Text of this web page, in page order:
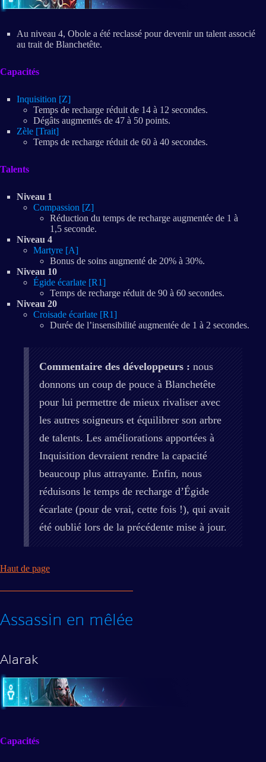
Au niveau 4, Obole a été reclassé pour devenir un talent associé
au trait de Blanchetête.
Capacités
Inquisition [Z]
Temps de recharge réduit de 14 à 12 secondes.
Dégâts augmentés de 47 à 50 points.
Zèle [Trait]
Temps de recharge réduit de 60 à 40 secondes.
Talents
Niveau 1
Compassion [Z]
Réduction du temps de recharge augmentée de 1 à
1,5 seconde.
Niveau 4
Martyre [A]
Bonus de soins augmenté de 20% à 30%.
Niveau 10
Égide écarlate [R1]
Temps de recharge réduit de 90 à 60 secondes.
Niveau 20
Croisade écarlate [R1]
Durée de l’insensibilité augmentée de 1 à 2 secondes.
Commentaire des développeurs : nous
donnons un coup de pouce à Blanchetête
pour lui permettre de mieux rivaliser avec
les autres soigneurs et équilibrer son arbre
de talents. Les améliorations apportées à
Inquisition devraient rendre la capacité
beaucoup plus attrayante. Enfin, nous
réduisons le temps de recharge d’Égide
écarlate (pour de vrai, cette fois !), qui avait
été oublié lors de la précédente mise à jour.
Haut de page
Assassin en mêlée
Alarak
Capacités